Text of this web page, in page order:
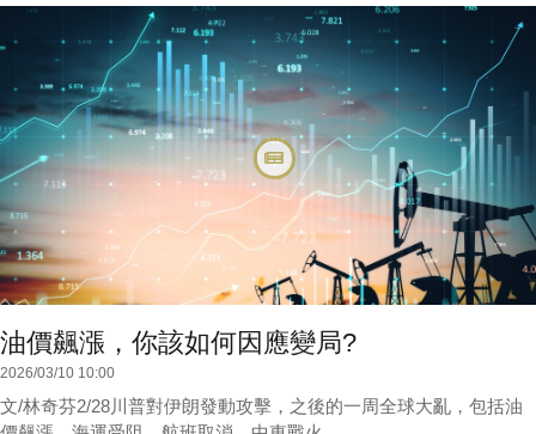
油價飆漲，你該如何因應變局?
2026/03/10 10:00
文/林奇芬2/28川普對伊朗發動攻擊，之後的一周全球大亂，包括油